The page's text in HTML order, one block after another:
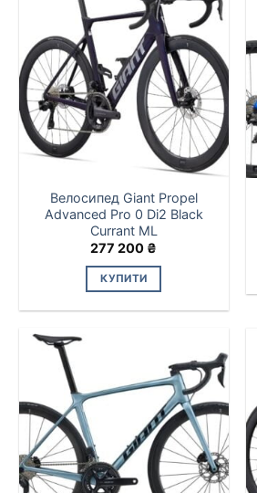
Велосипед Giant Propel
Advanced Pro 0 Di2 Black
Currant ML
277 200 ₴
КУПИТИ